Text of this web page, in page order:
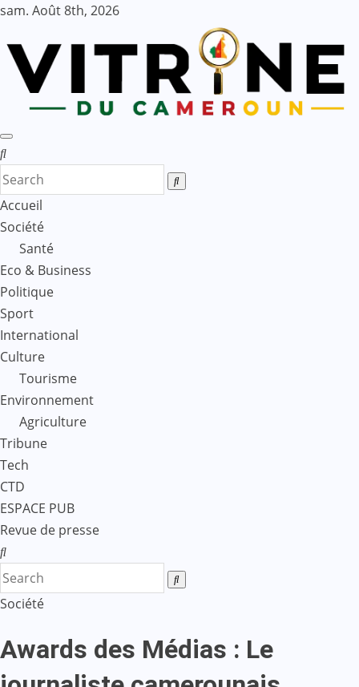
Skip
content
sam. Août 8th, 2026
Accueil
Société
Santé
Eco & Business
Politique
Sport
International
Culture
Tourisme
Environnement
Agriculture
Tribune
Tech
CTD
ESPACE PUB
Revue de presse
Société
Awards des Médias : Le